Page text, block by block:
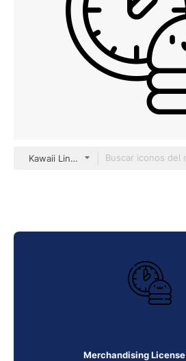
Kawaii Lineal
Merchandising License